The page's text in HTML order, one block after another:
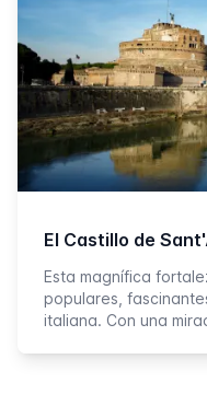
El Castillo de
Esta magnífica
populares,
italiana. Con una